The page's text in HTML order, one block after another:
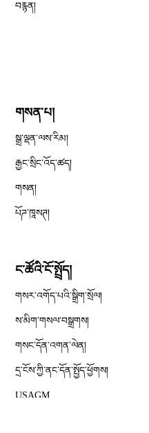
བརྙན།
གསན་པ།
སྒྲ་ལྡན་ལས་རིམ།
རྒྱང་སྲིང་འོད་ཚད།
གསན།
པོཌ་ཁཱསཊ།
ང་ཚོའི་ངོ་སྤྲོད།
གསར་འགོད་པའི་སྒྲིག་སྲོལ།
ས་མིག་གསལ་བསྒྲགས།
གསང་དོན་འགན་ལེན།
དྲ་ངོས་ཀྱི་ནང་དོན་སྤྱོད་ཕྱོགས།
USAGM